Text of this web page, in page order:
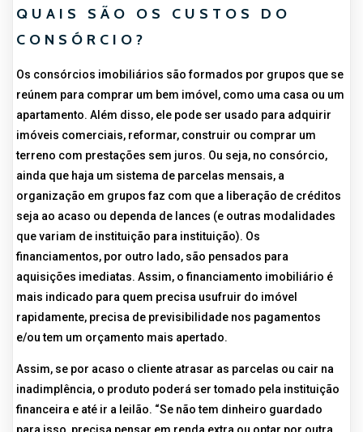
QUAIS SÃO OS CUSTOS DO
CONSÓRCIO?
Os consórcios imobiliários são formados por grupos que se
reúnem para comprar um bem imóvel, como uma casa ou um
apartamento. Além disso, ele pode ser usado para adquirir
imóveis comerciais, reformar, construir ou comprar um
terreno com prestações sem juros. Ou seja, no consórcio,
ainda que haja um sistema de parcelas mensais, a
organização em grupos faz com que a liberação de créditos
seja ao acaso ou dependa de lances (e outras modalidades
que variam de instituição para instituição). Os
financiamentos, por outro lado, são pensados para
aquisições imediatas. Assim, o financiamento imobiliário é
mais indicado para quem precisa usufruir do imóvel
rapidamente, precisa de previsibilidade nos pagamentos
e/ou tem um orçamento mais apertado.
Assim, se por acaso o cliente atrasar as parcelas ou cair na
inadimplência, o produto poderá ser tomado pela instituição
financeira e até ir a leilão. “Se não tem dinheiro guardado
para isso, precisa pensar em renda extra ou optar por outra